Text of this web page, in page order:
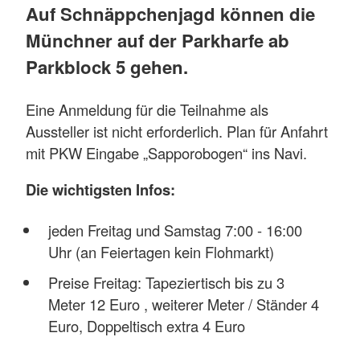
Auf Schnäppchenjagd können die
Münchner auf der Parkharfe ab
Parkblock 5 gehen.
Eine Anmeldung für die Teilnahme als
Aussteller ist nicht erforderlich. Plan für Anfahrt
mit PKW Eingabe „Sapporobogen“ ins Navi.
Die wichtigsten Infos:
jeden Freitag und Samstag 7:00 - 16:00
Uhr (an Feiertagen kein Flohmarkt)
Preise Freitag: Tapeziertisch bis zu 3
Meter 12 Euro , weiterer Meter / Ständer 4
Euro, Doppeltisch extra 4 Euro